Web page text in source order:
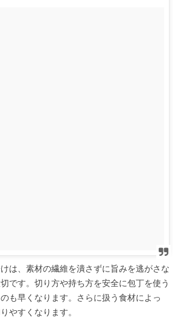
は、素材の繊維を潰さずに旨みを逃がさな
です。切り方や持ち方を安全に包丁を使う
も早くなります。さらに扱う食材によっ
やすくなります。